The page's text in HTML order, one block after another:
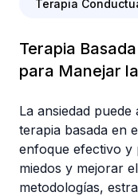
Terapia
Terapia
para Manejar
La ansiedad
terapia basada en
enfoque efectivo y
miedos y mejorar
metodologías,